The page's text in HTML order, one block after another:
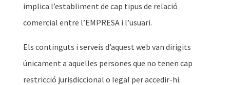
implica l’establiment de cap tipus de relació
comercial entre l’EMPRESA i l’usuari.
Els continguts i serveis d’aquest web van dirigits
únicament a aquelles persones que no tenen cap
restricció jurisdiccional o legal per accedir-hi.